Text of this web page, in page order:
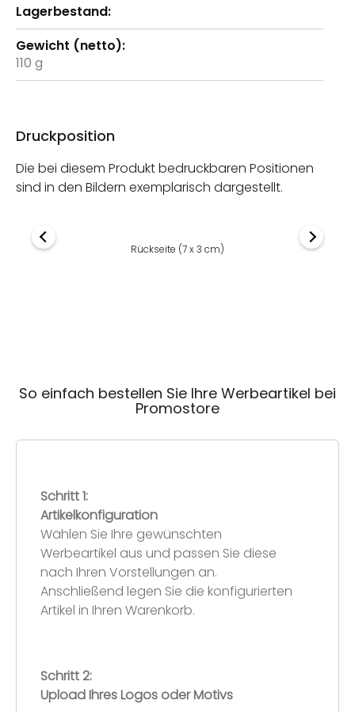
110 g
Druckposition
Die bei diesem Produkt bedruckbaren Positionen
sind in den Bildern exemplarisch dargestellt.
Rückseite (7 x 3 cm)
So einfach bestellen Sie Ihre Werbeartikel bei
Promostore
Schritt 1:
Artikelkonfiguration
Wählen Sie Ihre gewünschten
Werbeartikel aus und passen Sie diese
nach Ihren Vorstellungen an.
Anschließend legen Sie die konfigurierten
Artikel in Ihren Warenkorb.
Schritt 2:
Upload Ihres Logos oder Motivs